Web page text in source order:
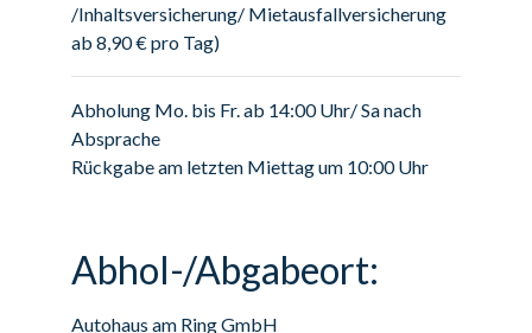
/Inhaltsversicherung/ Mietausfallversicherung
ab 8,90 € pro Tag)
Abholung Mo. bis Fr. ab 14:00 Uhr/ Sa nach
Absprache
Rückgabe am letzten Miettag um 10:00 Uhr
Abhol-/Abgabeort:
Autohaus am Ring GmbH